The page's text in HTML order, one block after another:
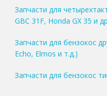
Запчасти для
GBC 31F, Honda GX 35 и
Запчасти для бензокос
Echo, Elmos и т.д.)
Запчасти для бензокос